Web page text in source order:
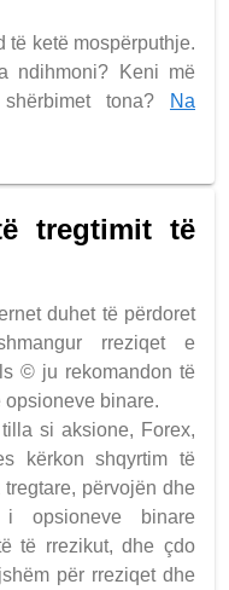
të ketë mospërputhje.
ndihmoni? Keni më
tona?
Na
tregtimit të
duhet të përdoret
rreziqet e
© ju rekomandon të
opsioneve binare.
si aksione, Forex,
kërkon shqyrtim të
përvojën dhe
opsioneve binare
të rrezikut, dhe çdo
për rreziqet dhe